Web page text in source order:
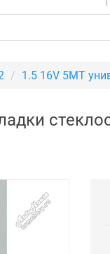
1.5 16V 5MT